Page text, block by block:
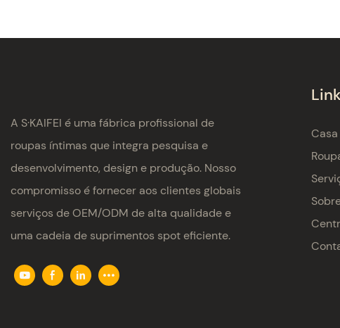
A S·KAIFEI é uma fábrica profissional de
roupas íntimas que integra pesquisa e
desenvolvimento, design e produção. Nosso
compromisso é fornecer aos clientes globais
serviços de OEM/ODM de alta qualidade e
uma cadeia de suprimentos spot eficiente.
Casa